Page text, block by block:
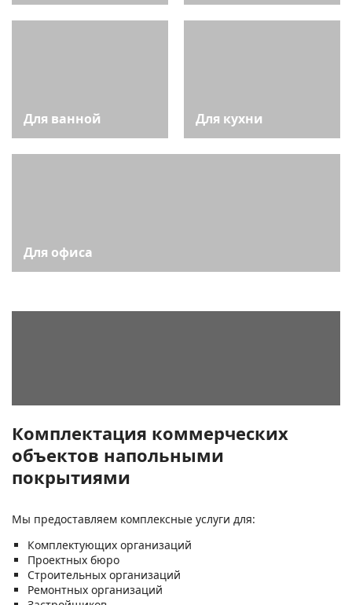
Для ванной Для кухни
Для офиса
Комплектация коммерческих
объектов напольными
покрытиями
Мы предоставляем комплексные услуги для:
Комплектующих организаций
Проектных бюро
Строительных организаций
Ремонтных организаций